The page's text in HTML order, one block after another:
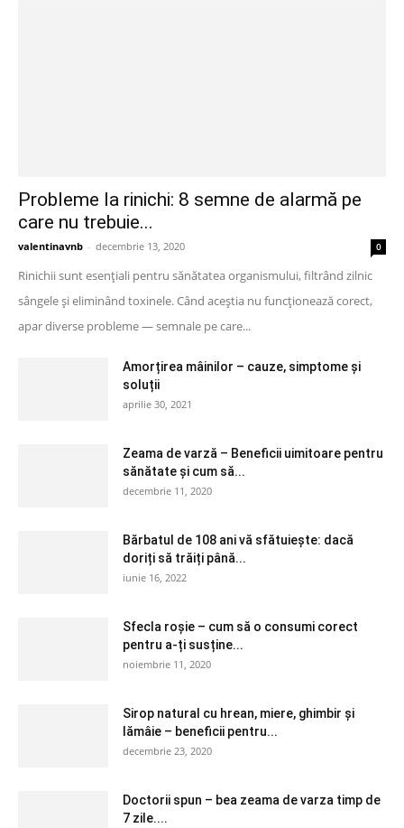
Probleme la rinichi: 8 semne de alarmă pe
care nu trebuie...
valentinavnb - decembrie 13, 2020 0
Rinichii sunt esențiali pentru sănătatea organismului, filtrând zilnic
sângele și eliminând toxinele. Când aceștia nu funcționează corect,
apar diverse probleme — semnale pe care...
Amorțirea mâinilor – cauze, simptome și
soluții
aprilie 30, 2021
Zeama de varză – Beneficii uimitoare pentru
sănătate și cum să...
decembrie 11, 2020
Bărbatul de 108 ani vă sfătuiește: dacă
doriți să trăiți până...
iunie 16, 2022
Sfecla roșie – cum să o consumi corect
pentru a-ți susține...
noiembrie 11, 2020
Sirop natural cu hrean, miere, ghimbir și
lămâie – beneficii pentru...
decembrie 23, 2020
Doctorii spun – bea zeama de varza timp de
7 zile....